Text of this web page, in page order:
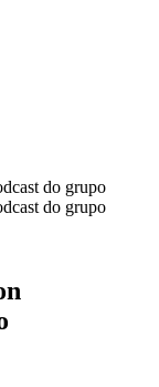
do grupo
do grupo